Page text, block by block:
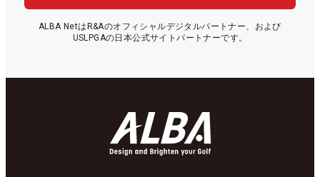
ALBA NetはR&Aのオフィシャルデジタルパートナー、および
USLPGAの日本公式サイトパートナーです。